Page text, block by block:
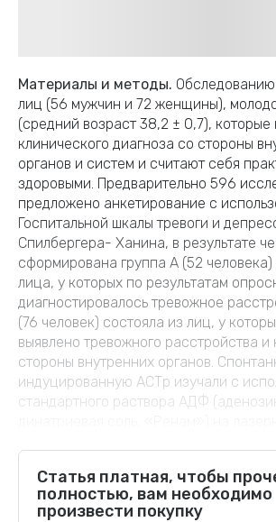
Материалы и методы.
лиц (56 мужчин и 72 женщины),
(средний возраст 38,2 ± 0,7),
клинического диагноза со стороны
органов и систем и считают себя
здоровыми. Предварительно 596
предложено анкетирование с
Госпитальной шкалы тревоги и
Спилбергера- Ханина, в результате
сформирована группа А (52 человека)
лица, у которых по результатам
диагностировалось тревожное
(76 человек) состояла из лиц, у
выявлено тревожного расстройства
стороны внутренних органов.
индуцированную АCТp изучали с
стандартного раствора АДФ
Статья платная, чтобы
полностью, вам необходимо
произвести покупку